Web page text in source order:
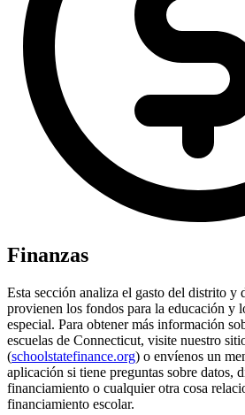
Finanzas
Esta sección analiza el gasto del distrito y
provienen los fondos para la educación y
especial. Para obtener más información
escuelas de Connecticut, visite nuestro
(schoolstatefinance.org) o envíenos un
aplicación si tiene preguntas sobre datos,
financiamiento o cualquier otra cosa
financiamiento escolar.